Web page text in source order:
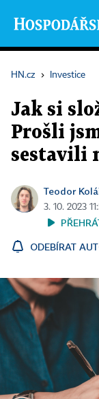
HN.cz › Investice
Jak si
Prošli
sestavili
Teodor
3. 10. 2023
ODEBÍRAT